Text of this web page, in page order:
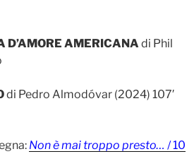
D’AMORE AMERICANA di Phil
di Pedro Almodóvar (2024) 107′
Non è mai troppo presto… / 10